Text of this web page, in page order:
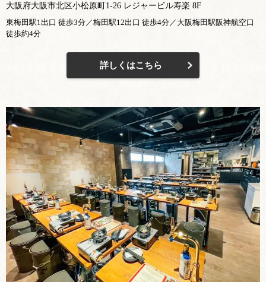
大阪府大阪市北区小松原町1-26 レジャービル寿楽 8F
東梅田駅1出口 徒歩3分／梅田駅12出口 徒歩4分／大阪梅田駅阪神航空口
徒歩約4分
詳しくはこちら